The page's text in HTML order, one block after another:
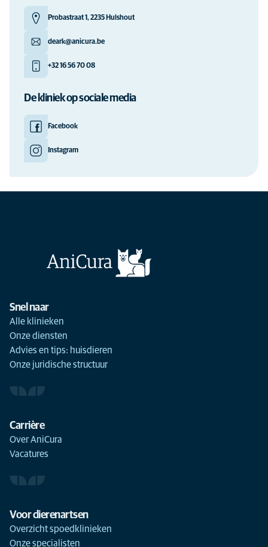
Probastraat 1, 2235 Hulshout
deark@anicura.be
+32 16 56 70 08
De kliniek op sociale media
Facebook
Instagram
Snel naar
Alle klinieken
Onze diensten
Advies en tips: huisdieren
Onze juridische structuur
Carrière
Over AniCura
Vacatures
Voor dierenartsen
Overzicht spoedklinieken
Onze specialisten